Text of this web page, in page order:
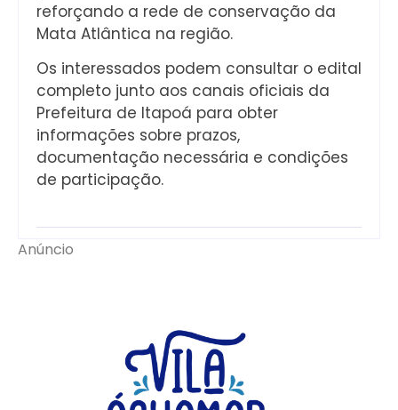
reforçando a rede de conservação da
Mata Atlântica na região.
Os interessados podem consultar o edital
completo junto aos canais oficiais da
Prefeitura de Itapoá para obter
informações sobre prazos,
documentação necessária e condições
de participação.
Anúncio